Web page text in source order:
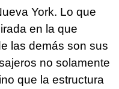
York. Lo que
en la que
las demás son sus
no solamente
que la estructura